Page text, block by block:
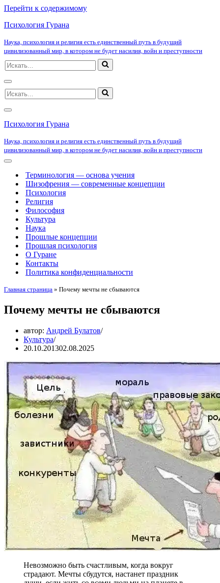
Перейти к содержимому
Психология Гурана
Наука, психология и религия есть единственный путь в будущий
цивилизованный мир, в котором не будет насилия, войн и преступности
Искать...
Меню
навигации
Искать...
Меню
навигации
Психология Гурана
Наука, психология и религия есть единственный путь в будущий
цивилизованный мир, в котором не будет насилия, войн и преступности
Меню
навигацииТерминология — основа учения
Шизофрения — современные концепции
Психология
Религия
Философия
Культура
Наука
Прошлые концепции
Прошлая психология
О Гуране
Контакты
Политика конфиденциальности
Главная страница » Почему мечты не сбываются
Почему мечты не сбываются
автор: Андрей Булатов
Культура
20.10.201302.08.2025
Невозможно быть счастливым, когда вокруг
страдают. Мечты сбудутся, настанет праздник